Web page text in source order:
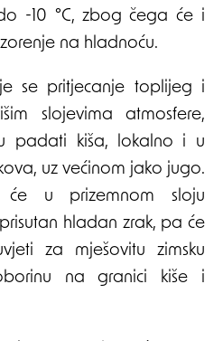
-10 °C, zbog čega će i
na hladnoću.
se pritjecanje toplijeg i
slojevima atmosfere,
padati kiša, lokalno i u
uz većinom jako jugo.
će u prizemnom sloju
hladan zrak, pa će
za mješovitu zimsku
na granici kiše i